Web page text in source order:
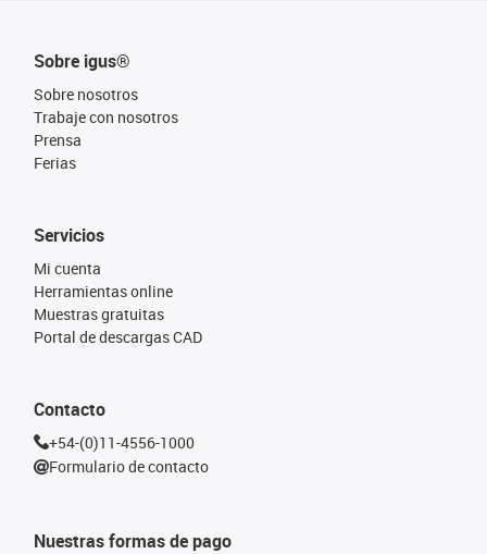
Sobre igus®
Sobre nosotros
Trabaje con nosotros
Prensa
Ferias
Nuestras formas de pago
Servicios
Mi cuenta
Herramientas online
Muestras gratuitas
Portal de descargas CAD
Contacto
+54-(0)11-4556-1000
Formulario de contacto